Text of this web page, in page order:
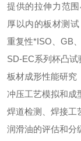
提供的拉伸力范
厚以内的板材测
重复性*ISO、GB
SD-EC系列杯凸试
板材成形性能研究
冲压工艺模拟和成
焊道检测、焊接工
润滑油的评估和分